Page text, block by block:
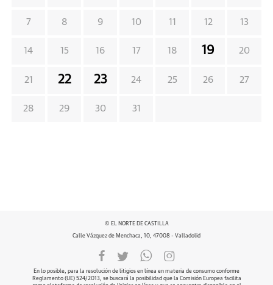
7 8 9 10 11 12 13
14 15 16 17 18 19 20
21 22 23 24 25 26 27
28 29 30 31
© EL NORTE DE CASTILLA
Calle Vázquez de Menchaca, 10, 47008 - Valladolid
En lo posible, para la resolución de litigios en línea en materia de consumo conforme
Reglamento (UE) 524/2013, se buscará la posibilidad que la Comisión Europea facilita